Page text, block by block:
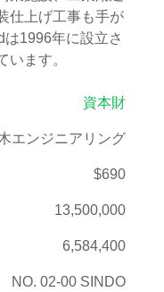
仕上げ工事も手が
1996年に設立さ
います。
資本財
エンジニアリング
$690
13,500,000
6,584,400
NO. 02-00 SINDO